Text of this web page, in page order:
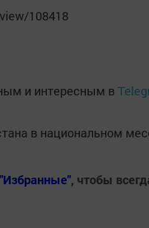
108418
и интересным в
в национальном
"Избранные", чтобы